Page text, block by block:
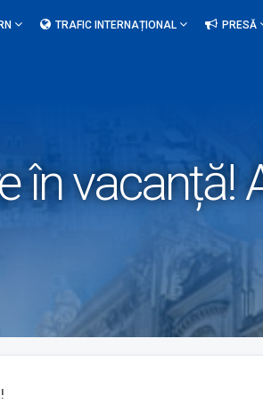
TRAFIC INTERNAȚIONAL PRESĂ
în vacanță!